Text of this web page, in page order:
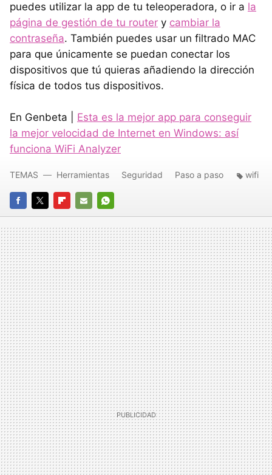
puedes utilizar la app de tu teleoperadora, o ir a la
página de gestión de tu router y cambiar la
contraseña. También puedes usar un filtrado MAC
para que únicamente se puedan conectar los
dispositivos que tú quieras añadiendo la dirección
física de todos tus dispositivos.
En Genbeta | Esta es la mejor app para conseguir
la mejor velocidad de Internet en Windows: así
funciona WiFi Analyzer
FACEBOOK
TWITTERFLIPBOARD
E-
MAIL
WHATSAPP
TEMAS Herramientas Seguridad Paso a paso wifi